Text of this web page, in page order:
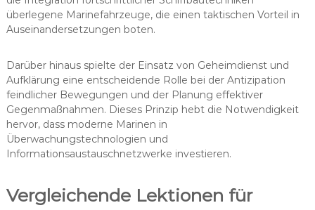
überlegene Marinefahrzeuge, die einen taktischen Vorteil in
Auseinandersetzungen boten.
Darüber hinaus spielte der Einsatz von Geheimdienst und
Aufklärung eine entscheidende Rolle bei der Antizipation
feindlicher Bewegungen und der Planung effektiver
Gegenmaßnahmen. Dieses Prinzip hebt die Notwendigkeit
hervor, dass moderne Marinen in
Überwachungstechnologien und
Informationsaustauschnetzwerke investieren.
Vergleichende Lektionen für